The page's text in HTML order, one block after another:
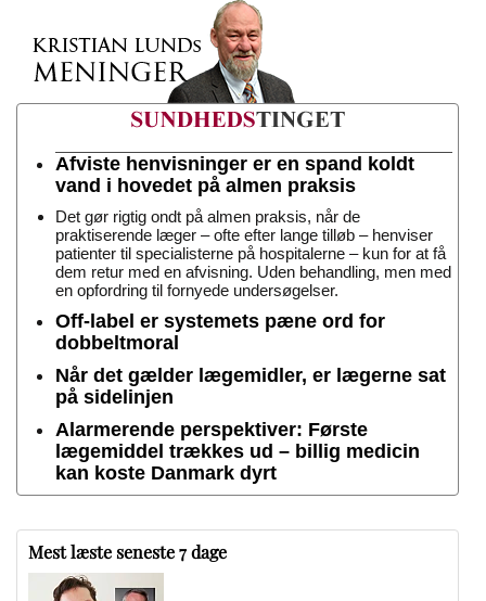
Afviste henvisninger er en spand koldt
vand i hovedet på almen praksis
Det gør rigtig ondt på almen praksis, når de
praktiserende læger – ofte efter lange tilløb – henviser
patienter til specialisterne på hospitalerne – kun for at få
dem retur med en afvisning. Uden behandling, men med
en opfordring til fornyede undersøgelser.
Off-label er systemets pæne ord for
dobbeltmoral
Når det gælder lægemidler, er lægerne sat
på sidelinjen
Alarmerende perspektiver: Første
lægemiddel trækkes ud – billig medicin
kan koste Danmark dyrt
Mest læste seneste 7 dage